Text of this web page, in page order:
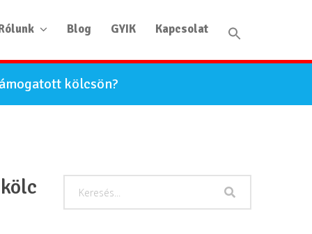
Blog GYIK Kapcsolat
kölcsön?